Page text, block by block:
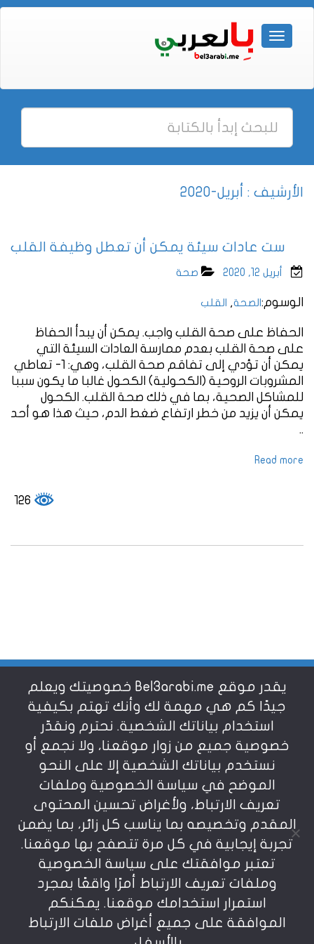
الأرشيف : أبريل-2020
ست عادات سيئة يمكن أن تعطل وظيفة القلب
أبريل 12, 2020 صحة
الوسوم: الصحة, القلب
الحفاظ على صحة القلب واجب. يمكن أن يبدأ الحفاظ
على صحة القلب بعدم ممارسة العادات السيئة التي
يمكن أن تؤدي إلى تفاقم صحة القلب، وهي: 1- تعاطي
المشروبات الروحية (الكحولية) الكحول غالبا ما يكون سببا
للمشاكل الصحية، بما في ذلك صحة القلب. الكحول
يمكن أن يزيد من خطر ارتفاع ضغط الدم، حيث هذا هو أحد
..
Read more
شروط الاستخدام
سياسة الخصوصية
عن بالعربي
يمنع نسخ أو إعادة استخدام المواد المنشورة على
موقعنا تحت طائلة المسؤولية، إن أي استخدام أو إعادة
نشر أو إجتزاء بدون اذن خطي مسبق يعد انتهاكاُ لشروط
يقدر موقع Bel3arabi.me خصوصيتك ويعلم
جيدًا كم هي مهمة لك وأنك تهتم بكيفية
استخدام بياناتك الشخصية. نحترم ونقدّر
خصوصية جميع من زوار موقعنا، ولا نجمع أو
نستخدم بياناتك الشخصية إلا على النحو
الموضح في سياسة الخصوصية وملفات
تعريف الارتباط، ولأغراض تحسين المحتوى
المقدم وتخصيصه بما يناسب كل زائر، بما يضمن
تجربة إيجابية في كل مرة تتصفح بها موقعنا.
تعتبر موافقتك على سياسة الخصوصية
وملفات تعريف الارتباط أمرًا واقعًا بمجرد
استمرار استخدامك موقعنا. يمكنكم
الموافقة على جميع أغراض ملفات الارتباط